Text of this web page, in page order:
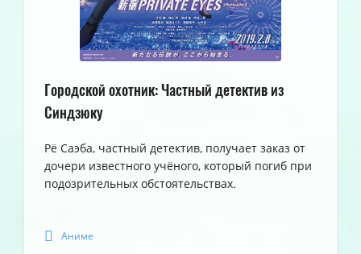
Городской охотник: Частный детектив из
Синдзюку
Рё Саэба, частный детектив, получает заказ от
дочери известного учёного, который погиб при
подозрительных обстоятельствах.
Аниме